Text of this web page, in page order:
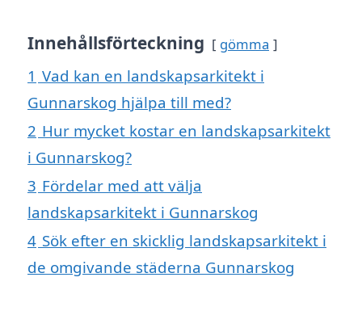
Innehållsförteckning gömma
1 Vad kan en landskapsarkitekt i
Gunnarskog hjälpa till med?
2 Hur mycket kostar en landskapsarkitekt
i Gunnarskog?
3 Fördelar med att välja
landskapsarkitekt i Gunnarskog
4 Sök efter en skicklig landskapsarkitekt i
de omgivande städerna Gunnarskog